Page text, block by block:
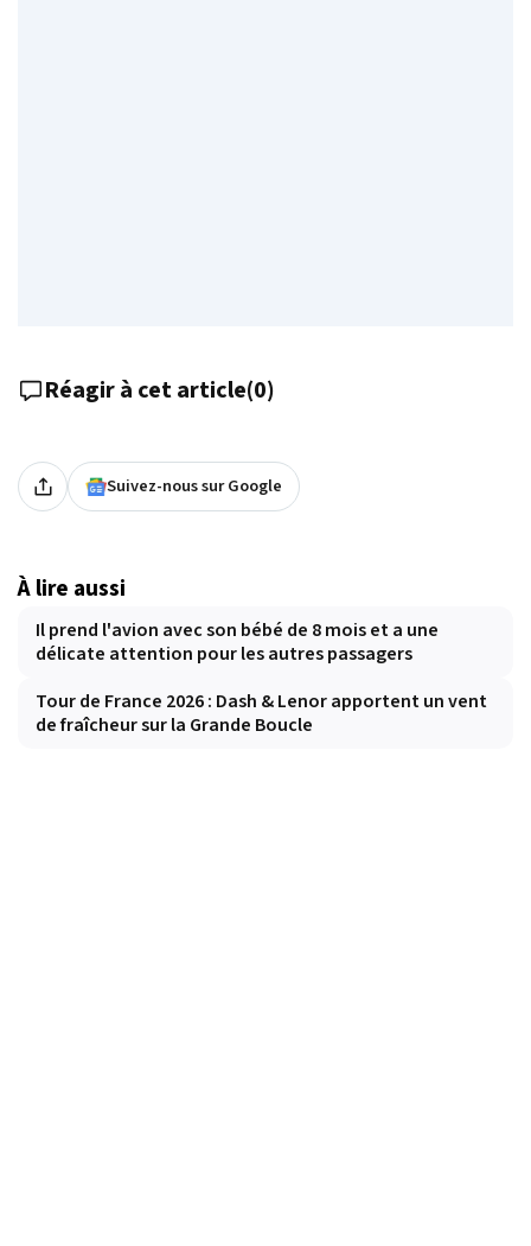
Réagir à cet article(0)
Suivez-nous sur Google
À lire aussi
Il prend l'avion avec son bébé de 8 mois et a une
délicate attention pour les autres passagers
Tour de France 2026 : Dash & Lenor apportent un vent
de fraîcheur sur la Grande Boucle